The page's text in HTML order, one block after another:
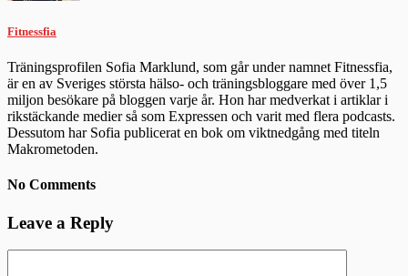
Fitnessfia
Träningsprofilen Sofia Marklund, som går under namnet Fitnessfia,
är en av Sveriges största hälso- och träningsbloggare med över 1,5
miljon besökare på bloggen varje år. Hon har medverkat i artiklar i
rikstäckande medier så som Expressen och varit med flera podcasts.
Dessutom har Sofia publicerat en bok om viktnedgång med titeln
Makrometoden.
No Comments
Leave a Reply